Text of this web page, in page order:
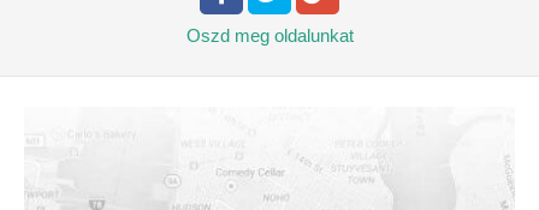
Oszd meg oldalunkat